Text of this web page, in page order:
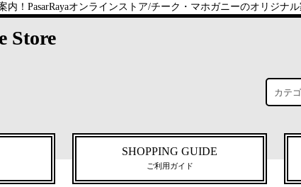
内！PasarRayaオンラインストア/チーク・マホガニーのオリジナル
Store
SHOPPING GUIDE
ご利用ガイド